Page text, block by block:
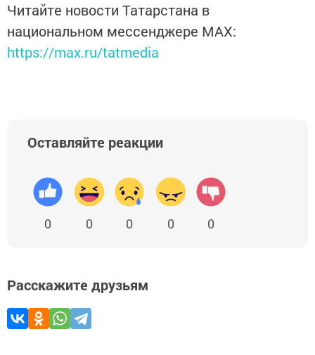
Читайте новости Татарстана в
национальном мессенджере MАХ:
https://max.ru/tatmedia
Оставляйте реакции
0 0 0 0 0
Расскажите друзьям